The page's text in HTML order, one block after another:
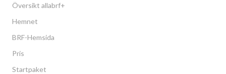
Översikt allabrf+
Hemnet
BRF-Hemsida
Pris
Startpaket